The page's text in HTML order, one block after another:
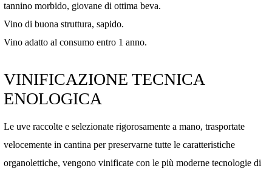
tannino morbido, giovane di ottima beva.
Vino di buona struttura, sapido.
Vino adatto al consumo entro 1 anno.
VINIFICAZIONE TECNICA
ENOLOGICA
Le uve raccolte e selezionate rigorosamente a mano, trasportate
velocemente in cantina per preservarne tutte le caratteristiche
organolettiche, vengono vinificate con le più moderne tecnologie di